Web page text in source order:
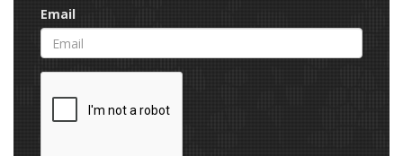
Email